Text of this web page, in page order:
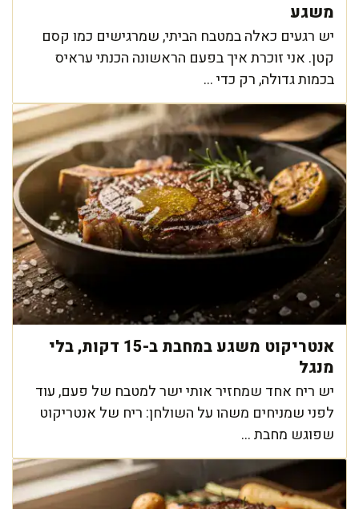
משגע
יש רגעים כאלה במטבח הביתי, שמרגישים כמו קסם
קטן. אני זוכרת איך בפעם הראשונה הכנתי עראיס
בכמות גדולה, רק כדי ...
אנטריקוט משגע במחבת ב-15 דקות, בלי
מנגל
יש ריח אחד שמחזיר אותי ישר למטבח של פעם, עוד
לפני שמניחים משהו על השולחן: ריח של אנטריקוט
שפוגש מחבת ...